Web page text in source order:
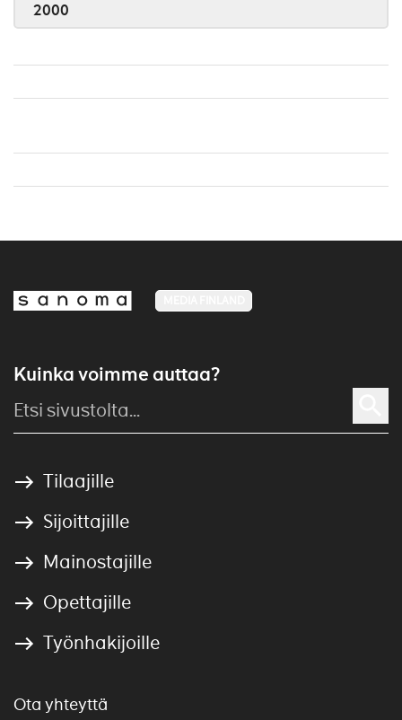
2000
Kuinka voimme auttaa?
Tilaajille
Sijoittajille
Mainostajille
Opettajille
Työnhakijoille
Ota yhteyttä